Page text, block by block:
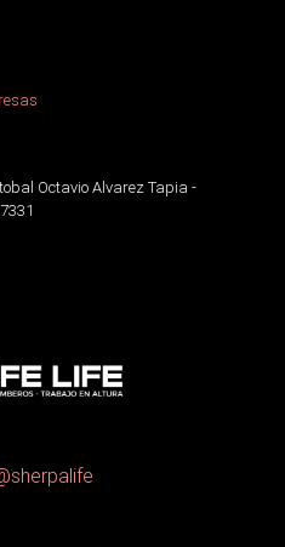
Octavio Alvarez Tapia -